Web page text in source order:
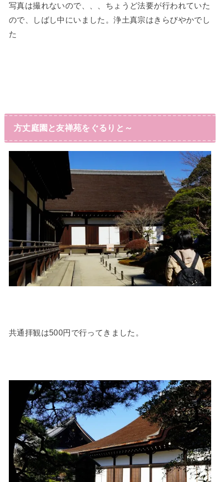
写真は撮れないので、、、ちょうど法要が行われていた
ので、しばし中にいました。浄土真宗はきらびやかでし
た
方丈庭園と友禅苑をぐるりと～
共通拝観は500円で行ってきました。